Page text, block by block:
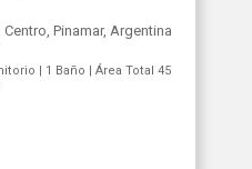
Pinamar, Argentina
| 1 Baño | Área Total 45